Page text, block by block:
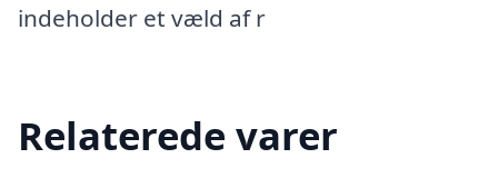
indeholder et væld af r
Relaterede varer